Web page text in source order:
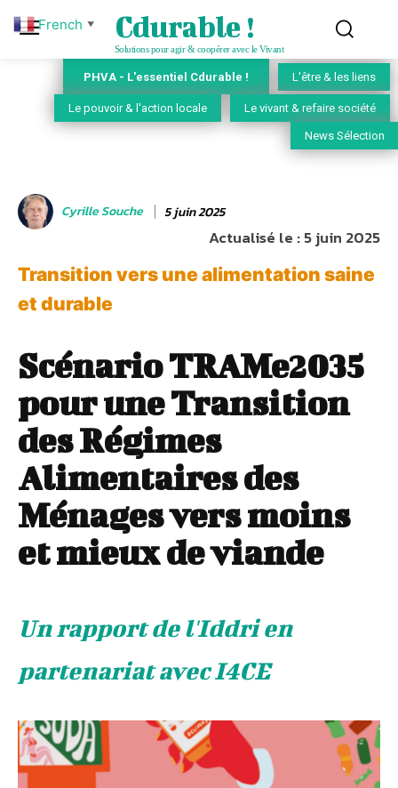
Cdurable !
Solutions pour agir & coopérer avec le Vivant
PHVA - L'essentiel Cdurable ! L'être & les liens
Le pouvoir & l'action locale Le vivant & refaire société
News Sélection
Cyrille Souche 5 juin 2025
Actualisé le :5 juin 2025
Transition vers une alimentation saine
et durable
Scénario TRAMe2035
pour une Transition
des Régimes
Alimentaires des
Ménages vers moins
et mieux de viande
Un rapport de l'Iddri en
partenariat avec I4CE
French ▼